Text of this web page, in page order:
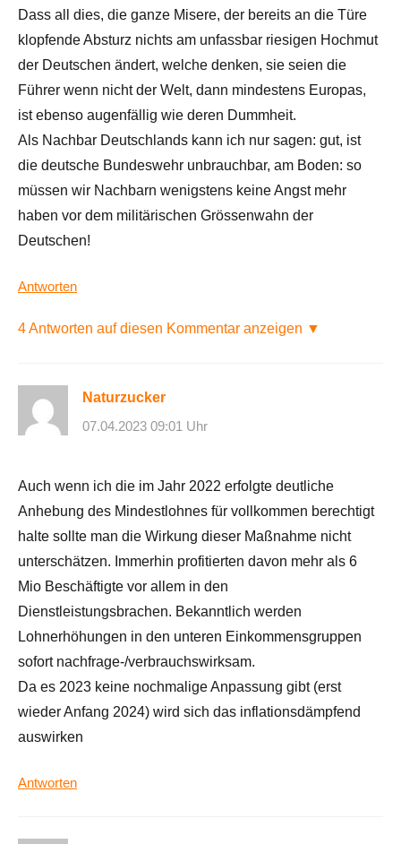
Dass all dies, die ganze Misere, der bereits an die Türe
klopfende Absturz nichts am unfassbar riesigen Hochmut
der Deutschen ändert, welche denken, sie seien die
Führer wenn nicht der Welt, dann mindestens Europas,
ist ebenso augenfällig wie deren Dummheit.
Als Nachbar Deutschlands kann ich nur sagen: gut, ist
die deutsche Bundeswehr unbrauchbar, am Boden: so
müssen wir Nachbarn wenigstens keine Angst mehr
haben vor dem militärischen Grössenwahn der
Deutschen!
Antworten
4 Antworten auf diesen Kommentar anzeigen ▼
Naturzucker
07.04.2023 09:01 Uhr
Auch wenn ich die im Jahr 2022 erfolgte deutliche
Anhebung des Mindestlohnes für vollkommen berechtigt
halte sollte man die Wirkung dieser Maßnahme nicht
unterschätzen. Immerhin profitierten davon mehr als 6
Mio Beschäftigte vor allem in den
Dienstleistungsbrachen. Bekanntlich werden
Lohnerhöhungen in den unteren Einkommensgruppen
sofort nachfrage-/verbrauchswirksam.
Da es 2023 keine nochmalige Anpassung gibt (erst
wieder Anfang 2024) wird sich das inflationsdämpfend
auswirken
Antworten